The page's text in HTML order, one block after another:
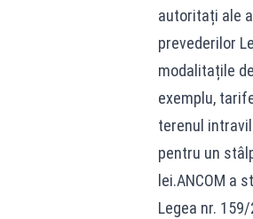
autoritați ale
prevederilor
modalitațile
exemplu,
terenul
pentru un
lei.ANCOM
Legea nr.